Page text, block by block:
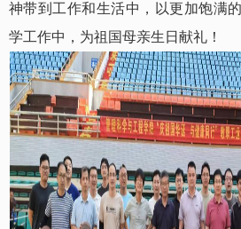
神带到工作和生活中，以更加饱满
学工作中，为祖国母亲生日献礼！